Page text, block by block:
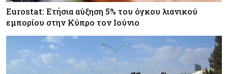
Eurostat: Ετήσια αύξηση 5% του όγκου λιανικού
εμπορίου στην Κύπρο τον Ιούνιο